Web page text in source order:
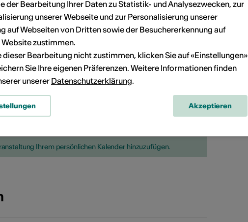
16
23
30
14 15 16 17 18 19 20
21 22 23 24 25 26 27
28 29 30
Kein Durchführungsdatum
Ihrem persönlichen Kalender hinzuzufügen.
der Bearbeitung Ihrer Daten zu Statistik- und Analysezwecken, zur
unserer Webseite und zur Personalisierung unserer
auf Webseiten von Dritten sowie der Besuchererkennung auf
Website zustimmen.
dieser Bearbeitung nicht zustimmen, klicken Sie auf «Einstellungen»
Sie Ihre eigenen Präferenzen. Weitere Informationen finden
unserer Datenschutzerklärung.
Akzeptieren